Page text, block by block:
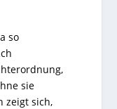
so
sie
zeigt sich,